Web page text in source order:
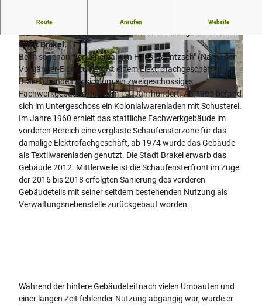
© Teutoburger Wald Tourismus/Stadt Brakel/Matthias Groppe
© Teutoburger Wald Tourismus/Stadt Brakel/M
atthias Groppe
© Teutoburger Wald Tourismus/Stadt Brakel |
CC-BY-SA
Route Anrufen Website
In der Verwaltungsnebenstelle befindet sich das Bürgerbüro,
Stadt Brakel.
Beim sogenannten "ehemaligen Haus Gaentzsch" (Name der
Vorgänger-Eigentümer mit einem Elektrofachgeschäft in
Brakel) handelt es sich um ein zweigeschossiges
Fachwerkgebäude aus dem 19. Jahrhundert. Ab 1905 befand
sich im Untergeschoss ein Kolonialwarenladen mit Schusterei.
Im Jahre 1960 erhielt das stattliche Fachwerkgebäude im
vorderen Bereich eine verglaste Schaufensterzone für das
damalige Elektrofachgeschäft, ab 1974 wurde das Gebäude
als Textilwarenladen genutzt. Die Stadt Brakel erwarb das
Gebäude 2012. Mittlerweile ist die Schaufensterfront im Zuge
der 2016 bis 2018 erfolgten Sanierung des vorderen
Gebäudeteils mit seiner seitdem bestehenden Nutzung als
Verwaltungsnebenstelle zurückgebaut worden.
Während der hintere Gebäudeteil nach vielen Umbauten und
einer langen Zeit fehlender Nutzung abgängig war, wurde er